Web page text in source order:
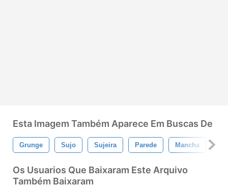
Esta Imagem Também Aparece Em Buscas De
Grunge Sujo Sujeira Parede Mancha
Os Usuarios Que Baixaram Este Arquivo
Também Baixaram